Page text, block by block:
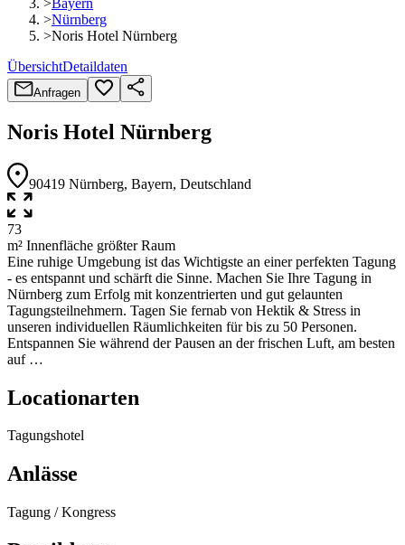
>Nürnberg
>Noris Hotel Nürnberg
ÜbersichtDetaildaten
Anfragen
Noris Hotel Nürnberg
90419 Nürnberg, Bayern, Deutschland
73
m² Innenfläche größter Raum
Eine ruhige Umgebung ist das Wichtigste an einer perfekten Tagung
- es entspannt und schärft die Sinne. Machen Sie Ihre Tagung in
Nürnberg zum Erfolg mit konzentrierten und gut gelaunten
Tagungsteilnehmern. Tagen Sie fernab von Hektik & Stress in
unseren individuellen Räumlichkeiten für bis zu 50 Personen.
Entspannen Sie während der Pausen an der frischen Luft, am besten
auf …
Locationarten
Tagungshotel
Anlässe
Tagung / Kongress